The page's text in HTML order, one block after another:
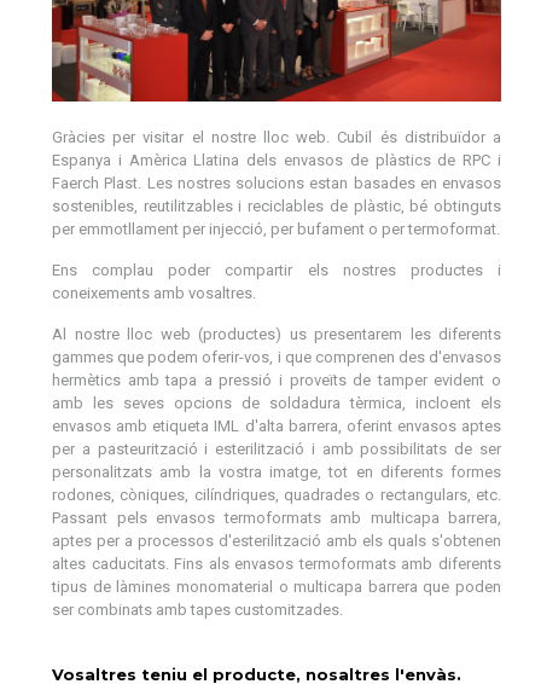
Gràcies per visitar el nostre lloc web. Cubil és distribuïdor a
Espanya i Amèrica Llatina dels envasos de plàstics de RPC i
Faerch Plast. Les nostres solucions estan basades en envasos
sostenibles, reutilitzables i reciclables de plàstic, bé obtinguts
per emmotllament per injecció, per bufament o per termoformat.
Ens complau poder compartir els nostres productes i
coneixements amb vosaltres.
Al nostre lloc web (productes) us presentarem les diferents
gammes que podem oferir-vos, i que comprenen des d'envasos
hermètics amb tapa a pressió i proveïts de tamper evident o
amb les seves opcions de soldadura tèrmica, incloent els
envasos amb etiqueta IML d'alta barrera, oferint envasos aptes
per a pasteurització i esterilització i amb possibilitats de ser
personalitzats amb la vostra imatge, tot en diferents formes
rodones, còniques, cilíndriques, quadrades o rectangulars, etc.
Passant pels envasos termoformats amb multicapa barrera,
aptes per a processos d'esterilització amb els quals s'obtenen
altes caducitats. Fins als envasos termoformats amb diferents
tipus de làmines monomaterial o multicapa barrera que poden
ser combinats amb tapes customitzades.
Vosaltres teniu el producte, nosaltres l'envàs.